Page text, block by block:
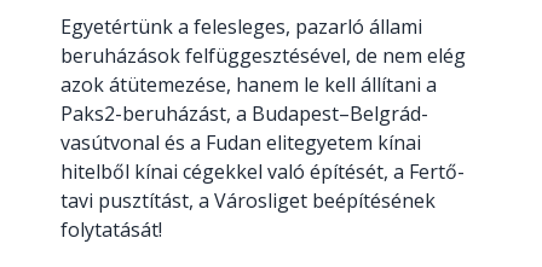
Egyetértünk a felesleges, pazarló állami
beruházások felfüggesztésével, de nem elég
azok átütemezése, hanem le kell állítani a
Paks2-beruházást, a Budapest–Belgrád-
vasútvonal és a Fudan elitegyetem kínai
hitelből kínai cégekkel való építését, a Fertő-
tavi pusztítást, a Városliget beépítésének
folytatását!